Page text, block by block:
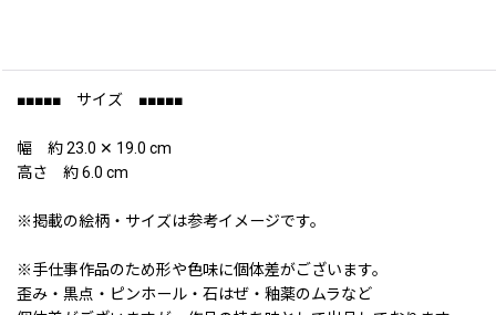
■■■■■ サイズ ■■■■■
幅 約 23.0 ✕ 19.0 cm
高さ 約 6.0 cm
※掲載の絵柄・サイズは参考イメージです。
※手仕事作品のため形や色味に個体差がございます。
歪み・黒点・ピンホール・石はぜ・釉薬のムラなど